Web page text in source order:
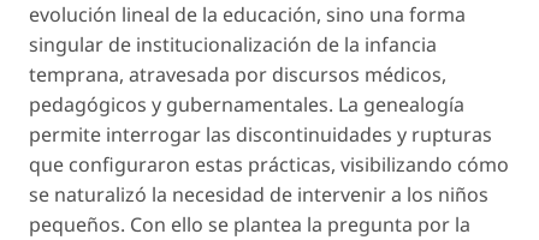
evolución lineal de la educación, sino una forma
singular de institucionalización de la infancia
temprana, atravesada por discursos médicos,
pedagógicos y gubernamentales. La genealogía
permite interrogar las discontinuidades y rupturas
que configuraron estas prácticas, visibilizando cómo
se naturalizó la necesidad de intervenir a los niños
pequeños. Con ello se plantea la pregunta por la